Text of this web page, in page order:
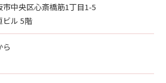
市中央区心斎橋筋1丁目1-5
ビル 5階
ら